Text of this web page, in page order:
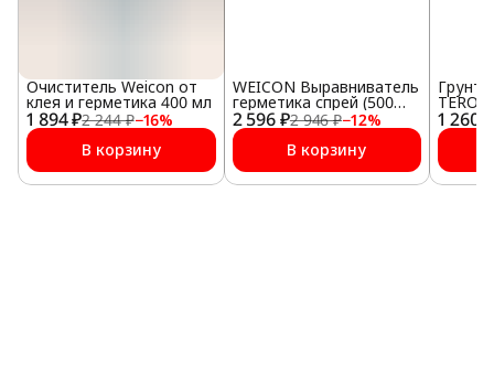
1 894 ₽2 244 ₽−16%
Очиститель Weicon от
клея и герметика 400 мл
В корзину
2 596 ₽2 946 ₽−12%
WEICON Выравниватель
герметика спрей (500
мл)
В корзину
1 260 ₽
ONE-
25 мл